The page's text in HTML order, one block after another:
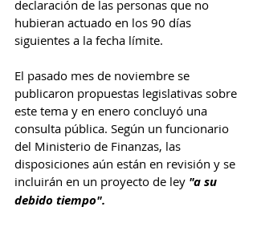
declaración de las personas que no
hubieran actuado en los 90 días
siguientes a la fecha límite.
El pasado mes de noviembre se
publicaron propuestas legislativas sobre
este tema y en enero concluyó una
consulta pública. Según un funcionario
del Ministerio de Finanzas, las
disposiciones aún están en revisión y se
incluirán en un proyecto de ley "a su
debido tiempo".